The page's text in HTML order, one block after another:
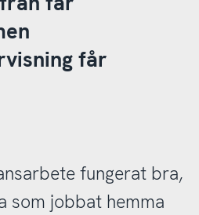
får
fungerat bra,
som jobbat hemma